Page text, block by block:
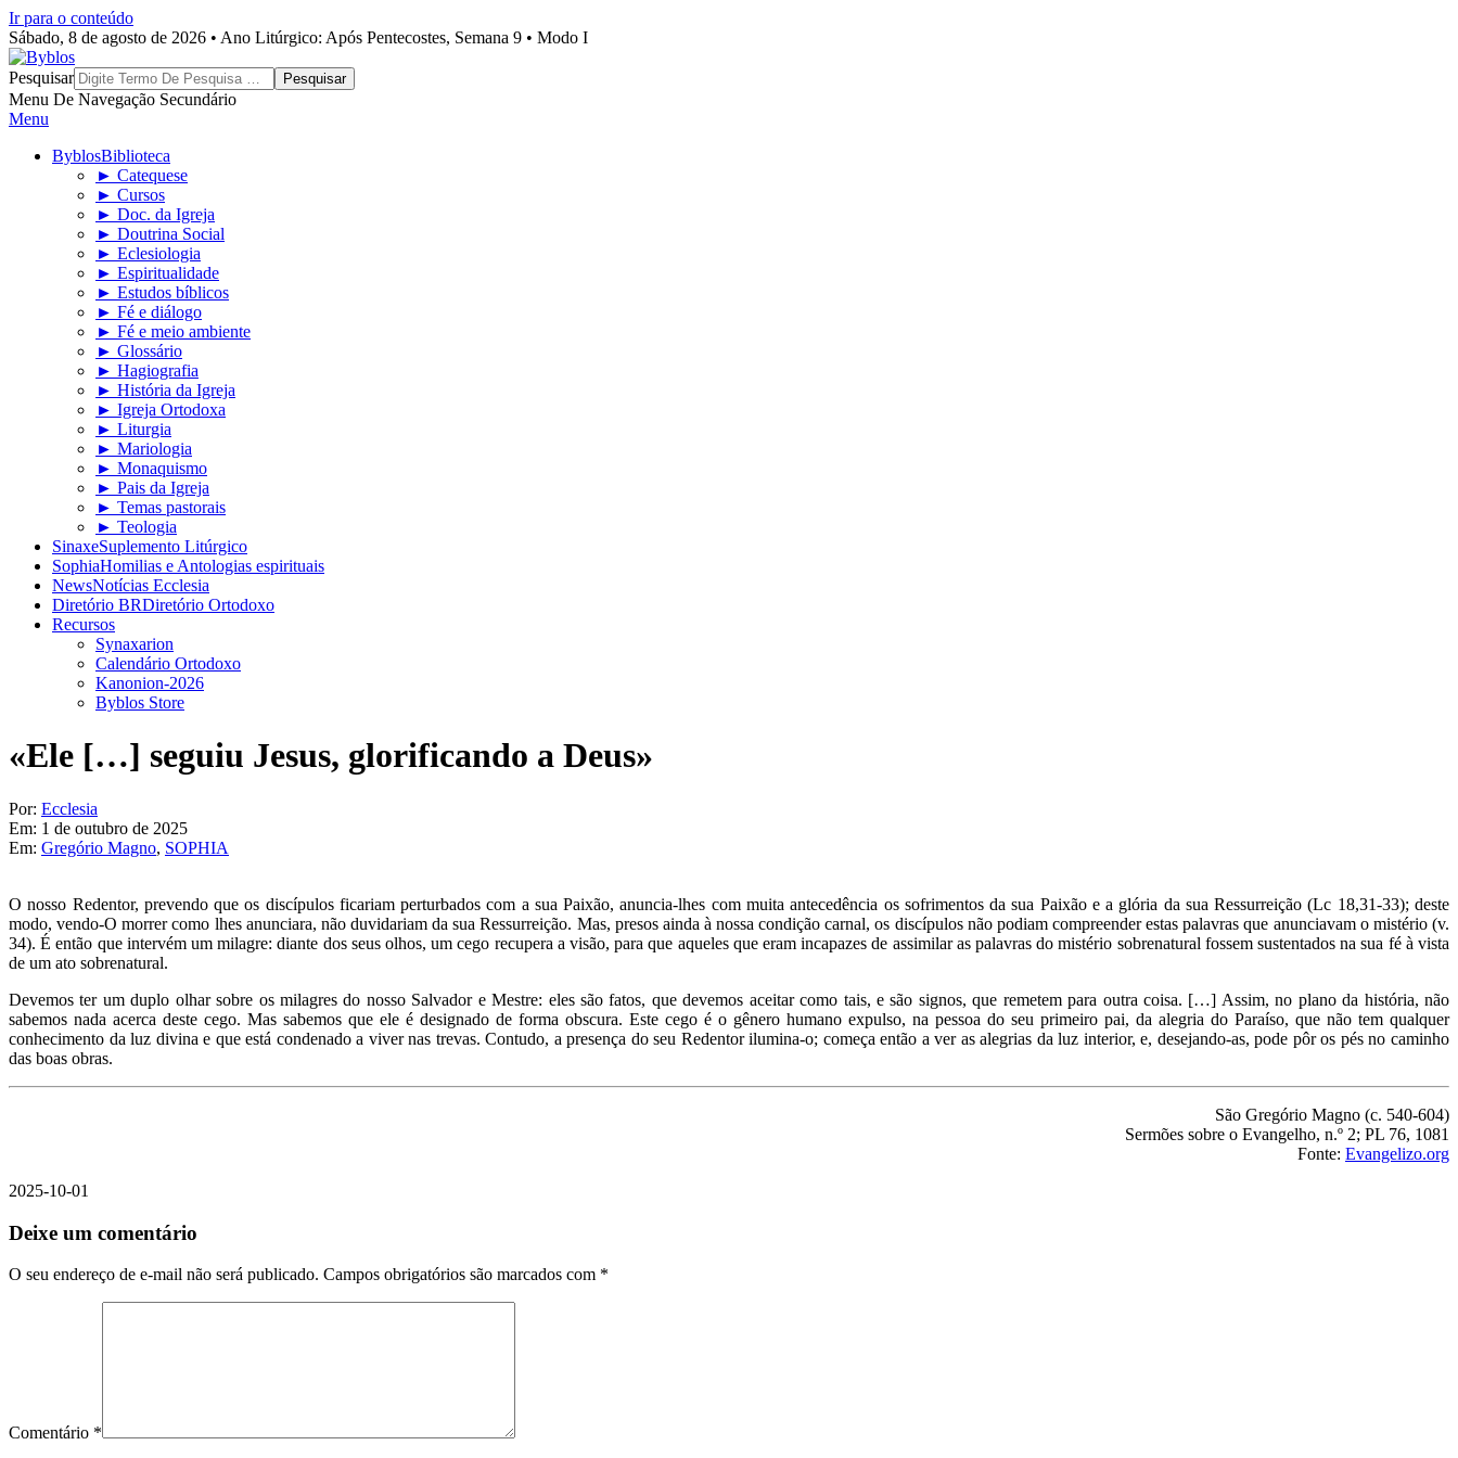
Ir para o conteúdo
Sábado, 8 de agosto de 2026 • Ano Litúrgico: Após Pentecostes, Semana 9 • Modo I
Byblos
Pesquisar
Menu De Navegação Secundário
Menu
ByblosBiblioteca
► Catequese
► Cursos
► Doc. da Igreja
► Doutrina Social
► Eclesiologia
► Espiritualidade
► Estudos bíblicos
► Fé e diálogo
► Fé e meio ambiente
► Glossário
► Hagiografia
► História da Igreja
► Igreja Ortodoxa
► Liturgia
► Mariologia
► Monaquismo
► Pais da Igreja
► Temas pastorais
► Teologia
SinaxeSuplemento Litúrgico
SophiaHomilias e Antologias espirituais
NewsNotícias Ecclesia
Diretório BRDiretório Ortodoxo
Recursos
Synaxarion
Calendário Ortodoxo
Kanonion-2026
Byblos Store
«Ele […] seguiu Jesus, glorificando a Deus»
Por: Ecclesia
Em: 1 de outubro de 2025
Em: Gregório Magno, SOPHIA
O nosso Redentor, prevendo que os discípulos ficariam perturbados com a sua Paixão, anuncia-lhes com muita antecedência os sofrimentos da sua Paixão e a glória da sua Ressurreição (Lc 18,31-33); deste
modo, vendo-O morrer como lhes anunciara, não duvidariam da sua Ressurreição. Mas, presos ainda à nossa condição carnal, os discípulos não podiam compreender estas palavras que anunciavam o mistério (v.
34). É então que intervém um milagre: diante dos seus olhos, um cego recupera a visão, para que aqueles que eram incapazes de assimilar as palavras do mistério sobrenatural fossem sustentados na sua fé à vista
de um ato sobrenatural.
Devemos ter um duplo olhar sobre os milagres do nosso Salvador e Mestre: eles são fatos, que devemos aceitar como tais, e são signos, que remetem para outra coisa. […] Assim, no plano da história, não
sabemos nada acerca deste cego. Mas sabemos que ele é designado de forma obscura. Este cego é o gênero humano expulso, na pessoa do seu primeiro pai, da alegria do Paraíso, que não tem qualquer
conhecimento da luz divina e que está condenado a viver nas trevas. Contudo, a presença do seu Redentor ilumina-o; começa então a ver as alegrias da luz interior, e, desejando-as, pode pôr os pés no caminho
das boas obras.
São Gregório Magno (c. 540-604)
Sermões sobre o Evangelho, n.º 2; PL 76, 1081
Fonte: Evangelizo.org
2025-10-01
Deixe um comentário
O seu endereço de e-mail não será publicado. Campos obrigatórios são marcados com *
Comentário *